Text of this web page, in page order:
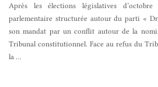
Après les élections législatives
parlementaire structurée autour du parti «
son mandat par un conflit autour de la
Tribunal constitutionnel. Face au refus du
la …